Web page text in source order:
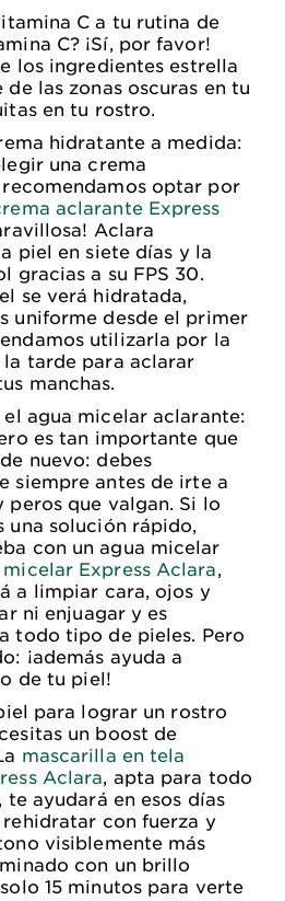
C a tu rutina de
C? ¡Sí, por favor!
los ingredientes estrella
las zonas oscuras en tu
en tu rostro.
hidratante a medida:
una crema
optar por
aclarante Express
Aclara
piel en siete días y la
gracias a su FPS 30.
se verá hidratada,
uniforme desde el primer
utilizarla por la
la tarde para aclarar
manchas.
el agua micelar aclarante:
es tan importante que
nuevo: debes
siempre antes de irte a
peros que valgan. Si lo
una solución rápido,
con un agua micelar
micelar Express Aclara,
a limpiar cara, ojos y
ni enjuagar y es
todo tipo de pieles. Pero
¡además ayuda a
de tu piel!
para lograr un rostro
un boost de
mascarilla en tela
Aclara, apta para todo
ayudará en esos días
rehidratar con fuerza y
visiblemente más
con un brillo
15 minutos para verte